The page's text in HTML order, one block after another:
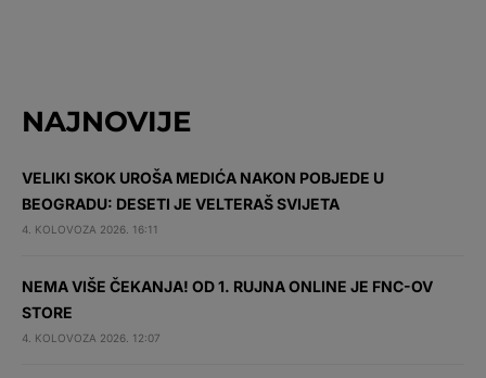
NAJNOVIJE
VELIKI SKOK UROŠA MEDIĆA NAKON POBJEDE U
BEOGRADU: DESETI JE VELTERAŠ SVIJETA
4. KOLOVOZA 2026. 16:11
NEMA VIŠE ČEKANJA! OD 1. RUJNA ONLINE JE FNC-OV
STORE
4. KOLOVOZA 2026. 12:07